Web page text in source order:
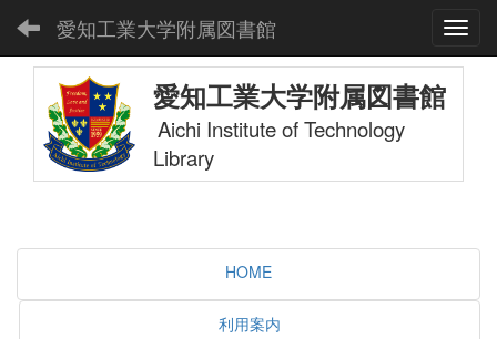
愛知工業大学附属図書館
愛知工業大学附属図書館
Aichi Institute of Technology
Library
HOME
利用案内